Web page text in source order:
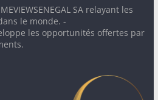
SA relayant les
le monde. -
les opportunités offertes par